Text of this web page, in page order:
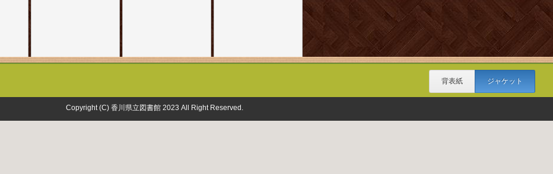
背表紙 ジャケット
Copyright (C) 香川県立図書館 2023 All Right Reserved.